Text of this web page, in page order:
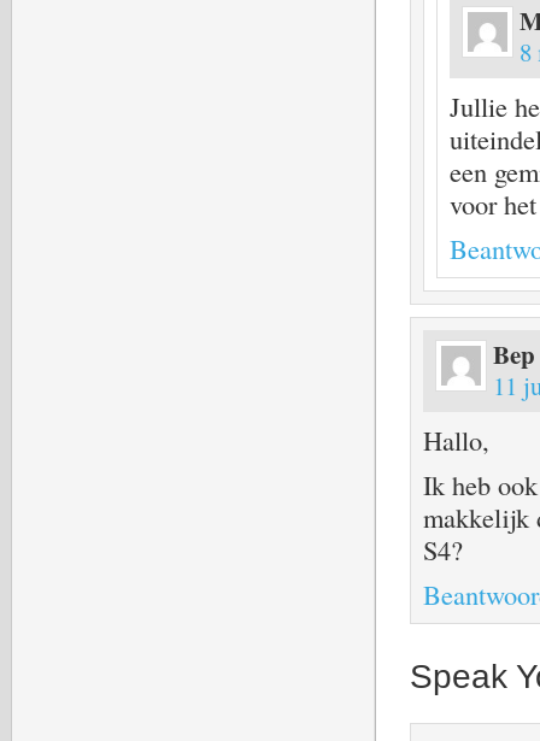
8
Jullie
een
voor
Bep
11
Hallo,
Ik heb
makkelijk
S4?
Speak